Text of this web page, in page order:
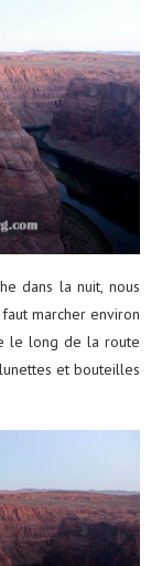
dans la nuit, nous
marcher environ
le long de la route
et bouteilles